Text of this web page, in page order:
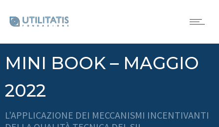
MINI BOOK – MAGGIO
2022
L’APPLICAZIONE DEI MECCANISMI INCENTIVANTI